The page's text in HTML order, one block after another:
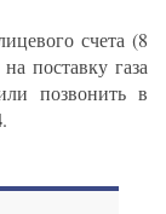
счета (8
поставку газа
позвонить в
.